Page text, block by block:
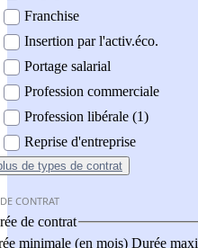
Franchise
Insertion par l'activ.éco.
Portage salarial
Profession commerciale
Profession libérale (1)
Reprise d'entreprise
de types de contrat
CONTRAT
de contrat
minimale (en mois) Durée